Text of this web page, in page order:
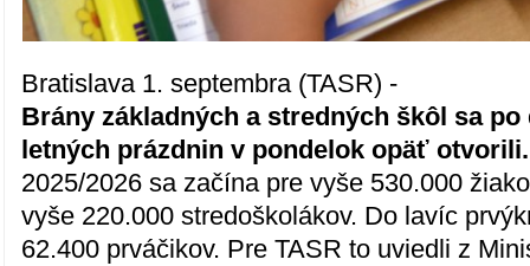
Bratislava 1. septembra (TASR) -
Brány základných a stredných škôl sa
letných prázdnin v pondelok opäť otvorili.
2025/2026 sa začína pre vyše 530.000
vyše 220.000 stredoškolákov. Do lavíc
62.400 prváčikov. Pre TASR to uviedli z